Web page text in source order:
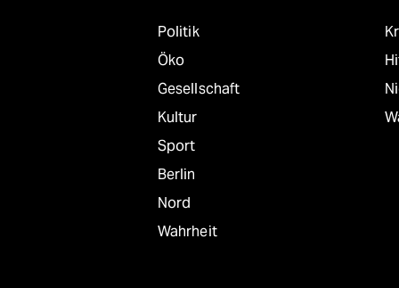
Politik
Öko
Gesellschaft
Kultur
Sport
Berlin
Nord
Wahrheit